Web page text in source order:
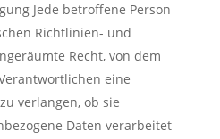
Jede betroffene Person
Richtlinien- und
Recht, von dem
eine
verlangen, ob sie
Daten verarbeitet